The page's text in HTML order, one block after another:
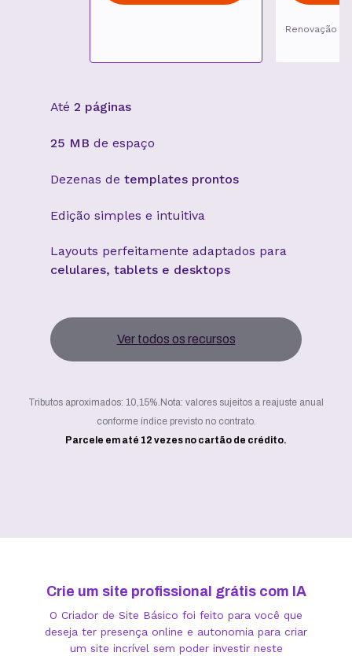
Renovação
Até 2 páginas
25 MB de espaço
Dezenas de templates prontos
Edição simples e intuitiva
Layouts perfeitamente adaptados para
celulares, tablets e desktops
Ver todos os recursos
Tributos aproximados: 10,15%. Nota: valores sujeitos a reajuste anual
conforme índice previsto no contrato.
Parcele em até 12 vezes no cartão de crédito.
Crie um site profissional grátis com IA
O Criador de Site Básico foi feito para você que
deseja ter presença online e autonomia para criar
um site incrível sem poder investir neste